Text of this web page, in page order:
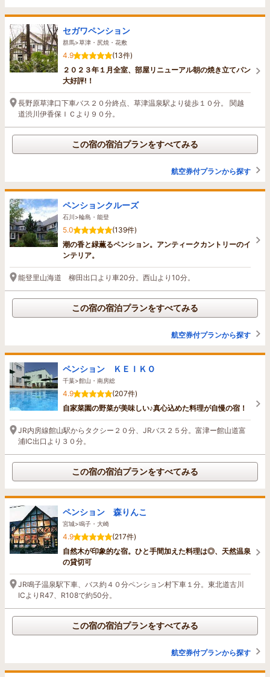
セガワペンション
群馬>草津・尻焼・花敷
4.9
(13件)
２０２３年１月全室、部屋リニューアル朝の焼き立てパン
大好評!！
長野原草津口下車バス２０分終点、草津温泉駅より徒歩１０分。 関越
道渋川伊香保ＩＣより９０分。
この宿の宿泊プランをすべてみる
航空券付プランから探す
ペンションクルーズ
石川>輪島・能登
5.0
(139件)
潮の香と緑薫るペンション。アンティークカントリーのイ
ンテリア。
能登里山海道 柳田出口より車20分。西山より10分。
この宿の宿泊プランをすべてみる
航空券付プランから探す
ペンション ＫＥＩＫＯ
千葉>館山・南房総
4.9
(207件)
自家菜園の野菜が美味しい♪真心込めた料理が自慢の宿！
JR内房線館山駅からタクシー２０分、JRバス２５分。富津ー館山道富
浦IC出口より３０分。
この宿の宿泊プランをすべてみる
ペンション 森りんこ
宮城>鳴子・大崎
4.9
(217件)
自然木が印象的な宿。ひと手間加えた料理は◎、天然温泉
の貸切可
JR鳴子温泉駅下車、バス約４０分ペンション村下車１分。東北道古川
ICよりR47、R108で約50分。
この宿の宿泊プランをすべてみる
航空券付プランから探す